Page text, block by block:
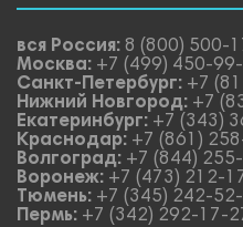
вся Россия: 8 (800) 500-
Москва: +7 (499) 450-99-
Санкт-Петербург: +7
Нижний Новгород: +7
Екатеринбург: +7 (343)
Краснодар: +7 (861)
Волгоград: +7 (844)
Воронеж: +7 (473) 212-
Тюмень: +7 (345) 242-
Пермь: +7 (342) 292-17-